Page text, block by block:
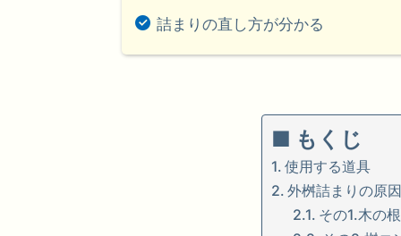
詰まりの直し方が分かる
■ もくじ
使用する道具
外桝詰まりの原因
その1.木の根